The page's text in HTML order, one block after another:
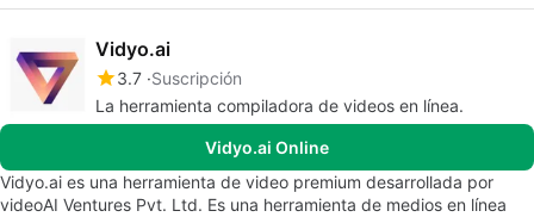
Vidyo.ai
3.7 Suscripción
La herramienta compiladora de videos en línea.
Vidyo.ai Online
Vidyo.ai es una herramienta de video premium desarrollada por
videoAI Ventures Pvt. Ltd. Es una herramienta de medios en línea